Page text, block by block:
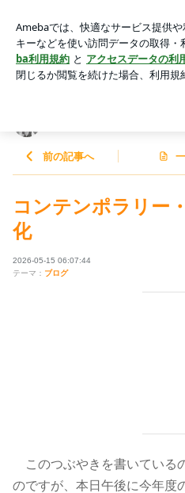
ネックス証券アプリをダウンロードして ブログ
ょう。
前の記事へ
コンテンポラリー
化
2026-05-15 06:07:44
テーマ： ブログ
このつぶやきを書いている
のですが 、本日午後に今年度